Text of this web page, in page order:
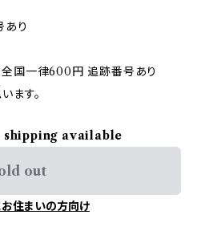
あり
全国一律600円 追跡番号あり
ます。
available
out
住まいの方向け